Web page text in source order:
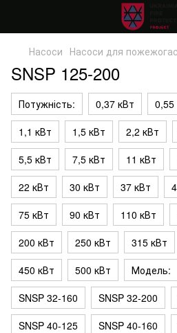
Насоси Насоси для
SNSP 125-200
Потужність: 0,37 кВт 0,55
1,1 кВт
1,5 кВт 2,2 кВт
5,5 кВт
7,5 кВт 11 кВт
22 кВт
30 кВт 37 кВт
75 кВт
90 кВт 110 кВт
200 кВт
250 кВт 315 кВт
450 кВт
500 кВт Модель:
SNSP 32-160
SNSP 32-200
SNSP 40-125
SNSP 40-160